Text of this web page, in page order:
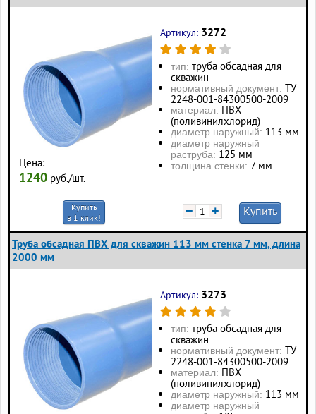
Цена:
1240 руб./шт.
Артикул: 3272
тип: труба обсадная для
скважин
нормативный документ: ТУ
2248-001-84300500-2009
материал: ПВХ
(поливинилхлорид)
диаметр наружный: 113 мм
диаметр наружный
раструба: 125 мм
толщина стенки: 7 мм
Купить
в 1 клик!
− + Купить
Труба обсадная ПВХ для скважин 113 мм стенка 7 мм, длина
2000 мм
Артикул: 3273
тип: труба обсадная для
скважин
нормативный документ: ТУ
2248-001-84300500-2009
материал: ПВХ
(поливинилхлорид)
диаметр наружный: 113 мм
диаметр наружный